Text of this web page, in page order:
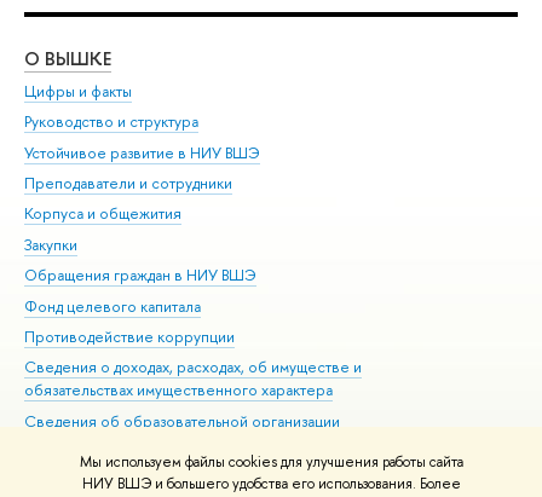
Мы используем файлы cookies для улучшения работы сайта
НИУ ВШЭ и большего удобства его использования. Более
О ВЫШКЕ
Цифры и факты
Руководство и структура
Устойчивое развитие в НИУ ВШЭ
Преподаватели и сотрудники
Корпуса и общежития
Закупки
Обращения граждан в НИУ ВШЭ
Фонд целевого капитала
Противодействие коррупции
Сведения о доходах, расходах, об имуществе и
обязательствах имущественного характера
Сведения об образовательной организации
Людям с ограниченными возможностями здоровья
Единая платежная страница